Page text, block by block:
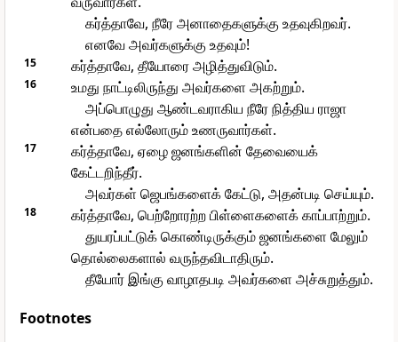
கர்த்தாவே, நீரே அனாதைகளுக்கு உதவுகிறவர்.
எனவே அவர்களுக்கு உதவும்!
15 கர்த்தாவே, தீயோரை அழித்துவிடும்.
16
உமது நாட்டிலிருந்து அவர்களை அகற்றும்.
அப்பொழுது ஆண்டவராகிய நீரே நித்திய ராஜா
என்பதை எல்லோரும் உணருவார்கள்.
17
கர்த்தாவே, ஏழை ஜனங்களின் தேவையைக்
கேட்டறிந்தீர்.
அவர்கள் ஜெபங்களைக் கேட்டு, அதன்படி செய்யும்.
18
கர்த்தாவே, பெற்றோரற்ற பிள்ளைகளைக் காப்பாற்றும்.
துயரப்பட்டுக் கொண்டிருக்கும் ஜனங்களை மேலும்
தொல்லைகளால் வருந்தவிடாதிரும்.
தீயோர் இங்கு வாழாதபடி அவர்களை அச்சுறுத்தும்.
Footnotes